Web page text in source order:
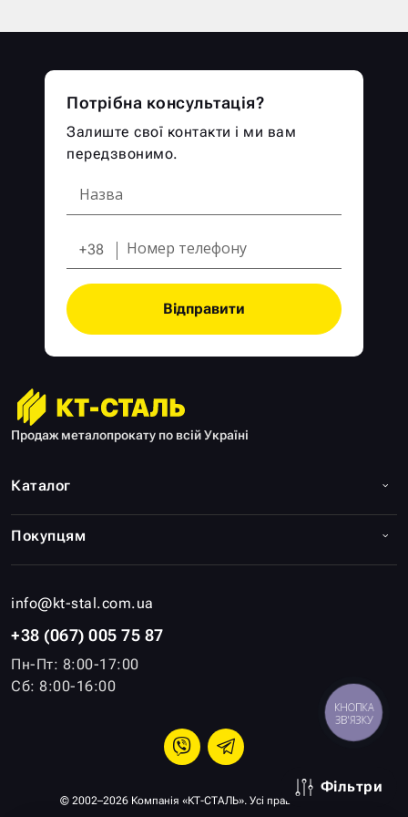
Фільтри
Продаж металопрокату по всій Україні
info@kt-stal.com.ua
+38 (067) 005 75 87
Пн-Пт: 8:00-17:00
Сб: 8:00-16:00
Каталог
Покупцям
Потрібна консультація?
Залиште свої контакти і ми вам
передзвонимо.
+38
Відправити
© 2002–2026 Компанія «КТ-СТАЛЬ». Усі права захищені.
КНОПКА
ЗВ'ЯЗКУ